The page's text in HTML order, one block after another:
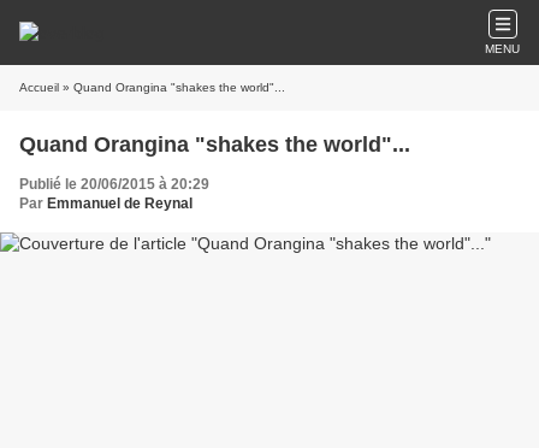
MENU
Accueil » Quand Orangina "shakes the world"...
Quand Orangina "shakes the world"...
Publié le 20/06/2015 à 20:29
Par Emmanuel de Reynal